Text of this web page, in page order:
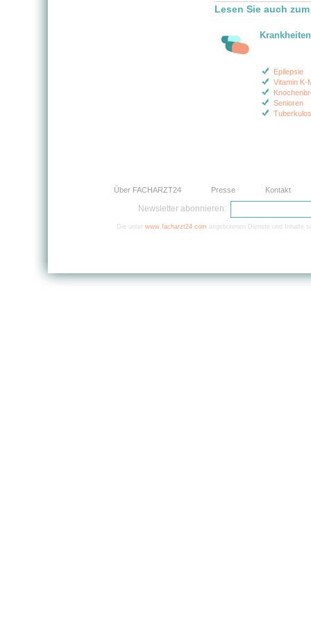
Lesen Sie auch
Krankheiten
Epilepsie
Vitamin K-
Senioren
Über FACHARZT24 Presse Kontakt
Newsletter abonnieren:
Die unter www.facharzt24.com angebotenen Dienste und Inhalte